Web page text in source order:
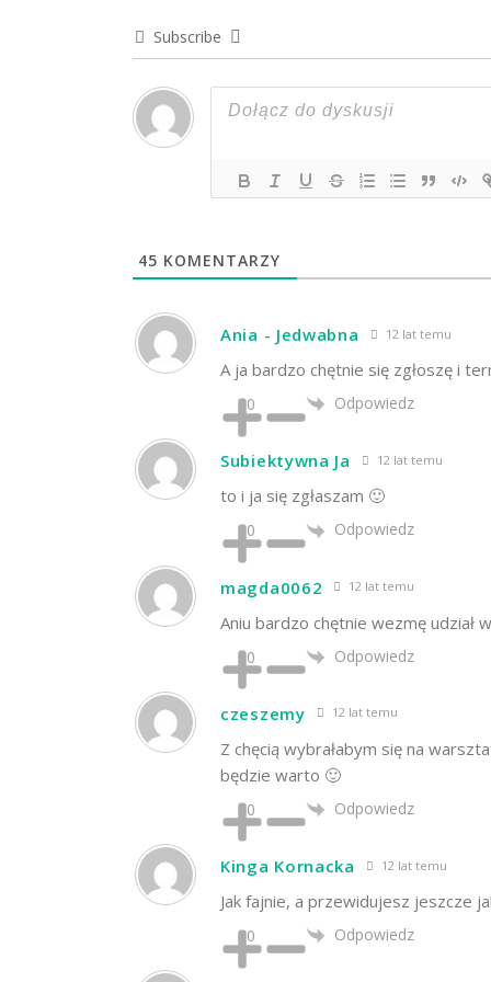
Subscribe
45 KOMENTARZY
Ania - Jedwabna 12 lat temu
A ja bardzo chętnie się zgłoszę i
0 Odpowiedz
Subiektywna Ja 12 lat temu
to i ja się zgłaszam 🙂
0 Odpowiedz
magda0062 12 lat temu
Aniu bardzo chętnie wezmę udział
0 Odpowiedz
czeszemy 12 lat temu
Z chęcią wybrałabym się na
będzie warto 🙂
0 Odpowiedz
Kinga Kornacka 12 lat temu
Jak fajnie, a przewidujesz jeszcze
0 Odpowiedz